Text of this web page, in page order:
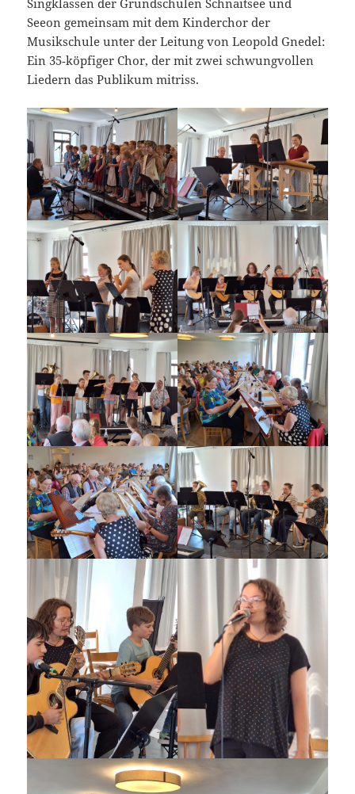
Singklassen der Grundschulen Schnaitsee und
Seeon gemeinsam mit dem Kinderchor der
Musikschule unter der Leitung von Leopold Gnedel:
Ein 35‑köpfiger Chor, der mit zwei schwungvollen
Liedern das Publikum mitriss.